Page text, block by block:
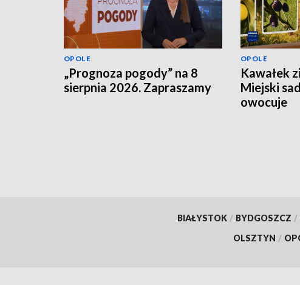
OPOLE
„Prognoza pogody” na 8
sierpnia 2026. Zapraszamy
OPOLE
Kawałek
Miejski
owocuje
BIAŁYSTOK / BYDGOSZCZ /
OLSZTYN /